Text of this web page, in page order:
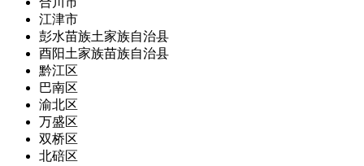
江津市
彭水苗族土家族自治县
酉阳土家族苗族自治县
黔江区
巴南区
渝北区
万盛区
双桥区
北碚区